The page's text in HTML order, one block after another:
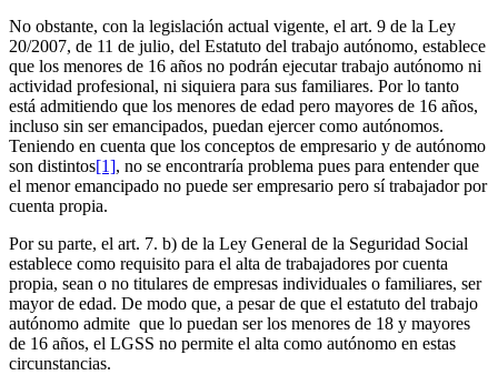
No obstante, con la legislación actual vigente, el art. 9 de la Ley
20/2007, de 11 de julio, del Estatuto del trabajo autónomo, establece
que los menores de 16 años no podrán ejecutar trabajo autónomo ni
actividad profesional, ni siquiera para sus familiares. Por lo tanto
está admitiendo que los menores de edad pero mayores de 16 años,
incluso sin ser emancipados, puedan ejercer como autónomos.
Teniendo en cuenta que los conceptos de empresario y de autónomo
son distintos[1], no se encontraría problema pues para entender que
el menor emancipado no puede ser empresario pero sí trabajador por
cuenta propia.
Por su parte, el art. 7. b) de la Ley General de la Seguridad Social
establece como requisito para el alta de trabajadores por cuenta
propia, sean o no titulares de empresas individuales o familiares, ser
mayor de edad. De modo que, a pesar de que el estatuto del trabajo
autónomo admite que lo puedan ser los menores de 18 y mayores
de 16 años, el LGSS no permite el alta como autónomo en estas
circunstancias.